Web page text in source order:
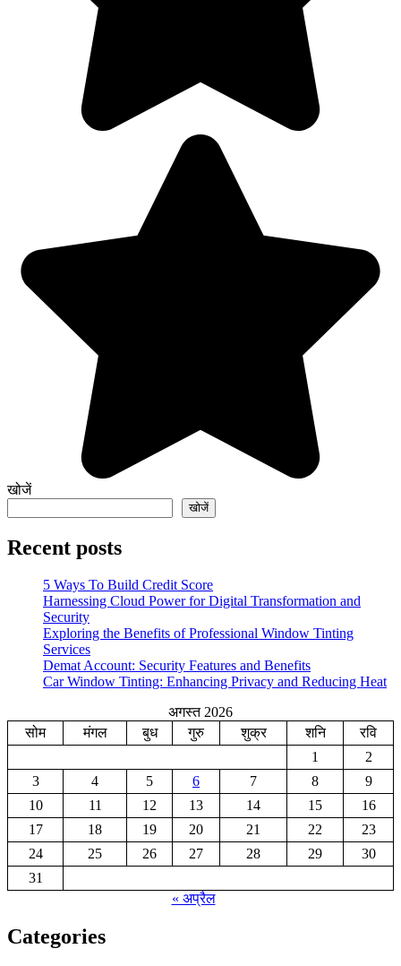
खोजें
खोजें
Recent posts
5 Ways To Build Credit Score
Harnessing Cloud Power for Digital Transformation and
Security
Exploring the Benefits of Professional Window Tinting
Services
Demat Account: Security Features and Benefits
Car Window Tinting: Enhancing Privacy and Reducing Heat
अगस्त 2026
सोम
मंगल बुध गुरु शुक्र शनि
रवि
1
2
3
4 5 6 7 8
9
10
11 12 13 14 15
16
17
18 19 20 21 22
23
24
25 26 27 28 29
30
31
« अप्रैल
Categories